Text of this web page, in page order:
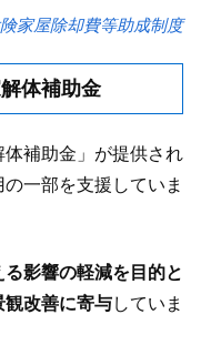
家屋除却費等助成制度
体補助金
補助金」が提供され
一部を支援していま
影響の軽減を目的と
観改善に寄与していま